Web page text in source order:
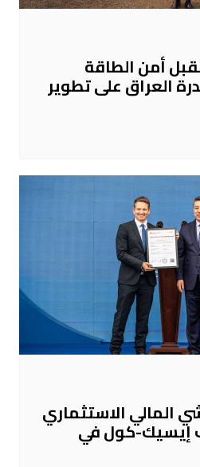
أمن الطاقة
العراق على تطوير
المالي الاستثماري
إيسيك-كول في